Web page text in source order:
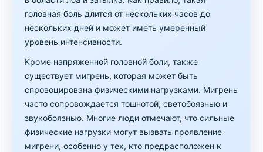
головная боль длится от нескольких часов до
нескольких дней и может иметь умеренный
уровень интенсивности.
Кроме напряженной головной боли, также
существует мигрень, которая может быть
спровоцирована физическими нагрузками. Мигрень
часто сопровождается тошнотой, светобоязнью и
звукобоязнью. Многие люди отмечают, что сильные
физические нагрузки могут вызвать проявление
мигрени, особенно у тех, кто предрасположен к